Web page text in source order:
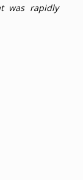
was rapidly